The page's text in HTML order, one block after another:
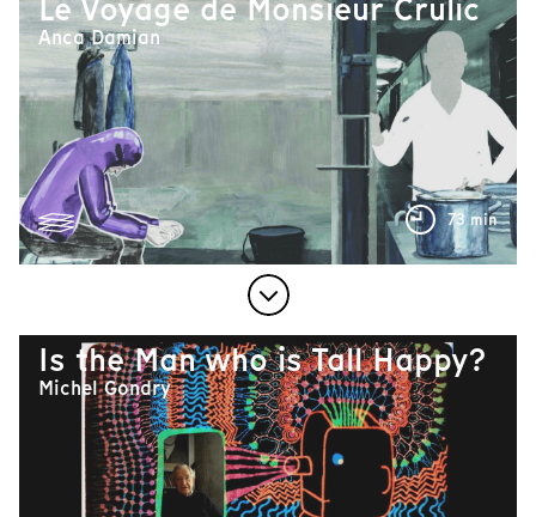
Le Voyage de Monsieur Crulic
Anca Damian
73 min
Is the Man who is Tall Happy?
Michel Gondry